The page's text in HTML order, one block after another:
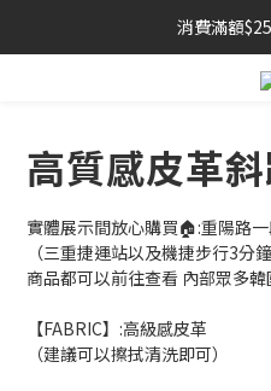
消費滿額
高質感皮革
實體展示間放心購買🏠:重陽路
（三重捷運站以及機捷步行3分鐘
商品都可以前往查看 內部眾多
【FABRIC】:高級感皮革
（建議可以擦拭清洗即可）